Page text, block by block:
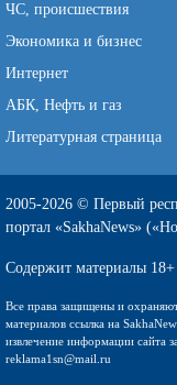
ЧС, происшествия
Экономика и бизнес
Интернет
АБК, Нефть и газ
Литературная страница
2005-2026 © Первый
портал «SakhaNews»
Содержит материалы 18+
Все права защищены и
материалов ссылка на
извлечение информации сайта
reklama1sn@mail.ru